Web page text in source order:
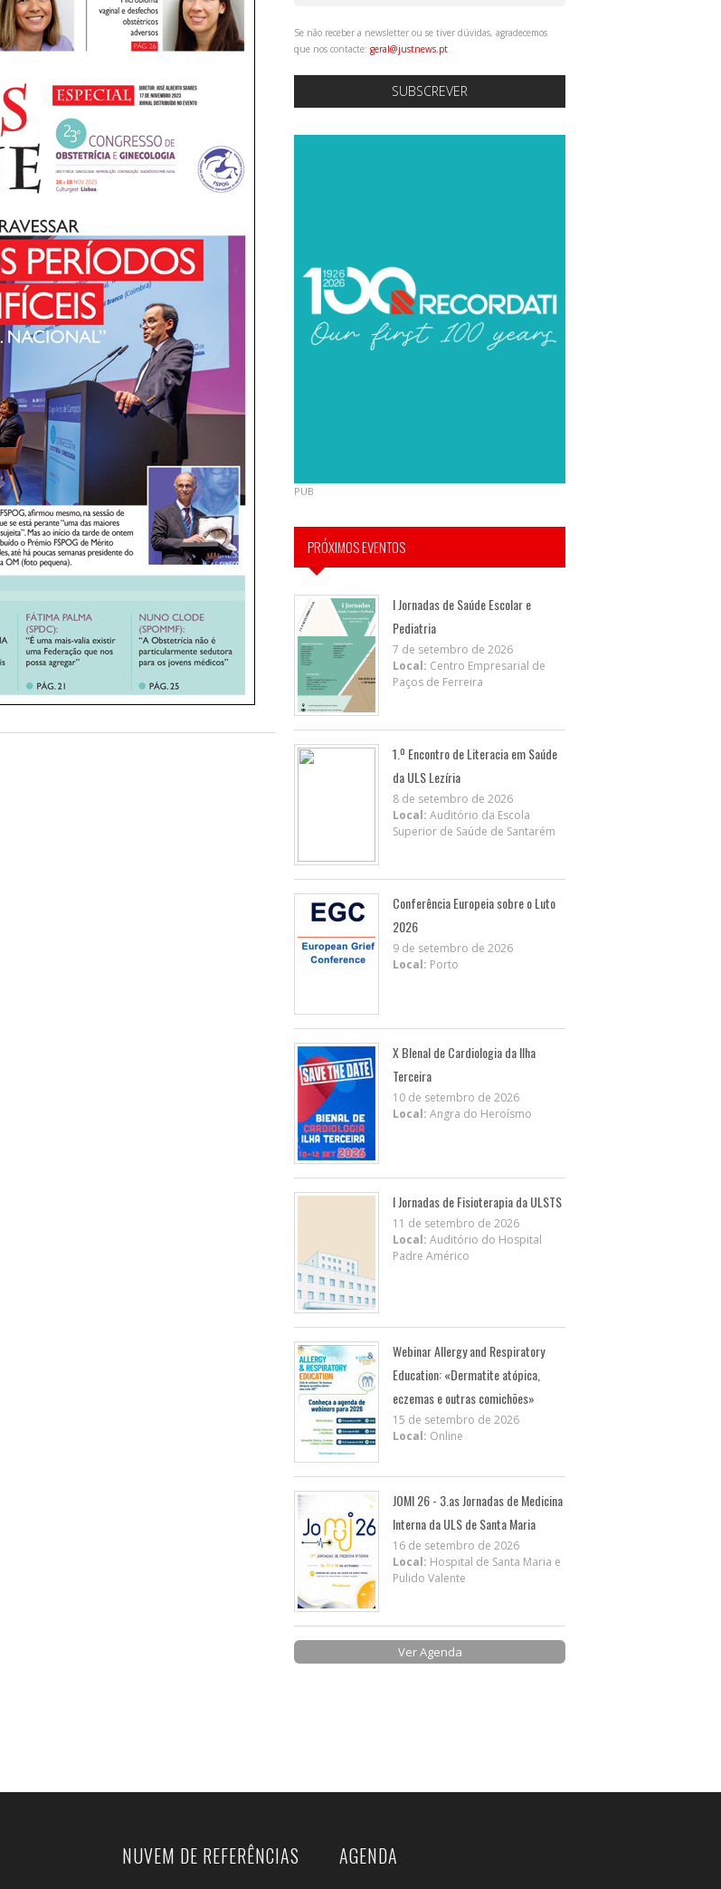
Se não receber a newsletter ou se tiver dúvidas, agradecemos
que nos contacte: geral@justnews.pt
SUBSCREVER
PUB
PRÓXIMOS EVENTOS
I Jornadas de Saúde Escolar e
Pediatria
7 de setembro de 2026
Local: Centro Empresarial de
Paços de Ferreira
1.º Encontro de Literacia em Saúde
da ULS Lezíria
8 de setembro de 2026
Local: Auditório da Escola
Superior de Saúde de Santarém
Conferência Europeia sobre o Luto
2026
9 de setembro de 2026
Local: Porto
X BIenal de Cardiologia da Ilha
Terceira
10 de setembro de 2026
Local: Angra do Heroísmo
I Jornadas de Fisioterapia da ULSTS
11 de setembro de 2026
Local: Auditório do Hospital
Padre Américo
Webinar Allergy and Respiratory
Education: «Dermatite atópica,
eczemas e outras comichões»
15 de setembro de 2026
Local: Online
JOMI 26 - 3.as Jornadas de Medicina
Interna da ULS de Santa Maria
16 de setembro de 2026
Local: Hospital de Santa Maria e
Pulido Valente
Ver Agenda
NUVEM DE REFERÊNCIAS AGENDA